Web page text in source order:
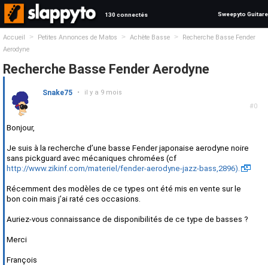
130 connectés Sweepyto Guitare
Accueil > Petites Annonces de Matos > Achète Basse >
Recherche Basse Fender
Aerodyne
Recherche Basse Fender Aerodyne
#0
Snake75 • il y a 9 mois
Bonjour,
Je suis à la recherche d’une basse Fender japonaise aerodyne noire
sans pickguard avec mécaniques chromées (cf
http://www.zikinf.com/materiel/fender-aerodyne-jazz-bass,2896).
Récemment des modèles de ce types ont été mis en vente sur le
bon coin mais j’ai raté ces occasions.
Auriez-vous connaissance de disponibilités de ce type de basses ?
Merci
François